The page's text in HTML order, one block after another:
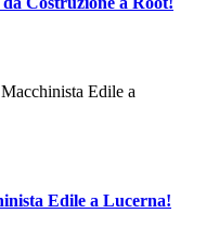
Edile a Lucerna!